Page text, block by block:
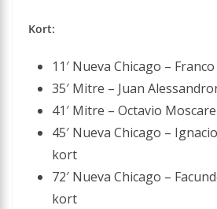
Kort:
11′ Nueva Chicago –
35′ Mitre – Juan
41′ Mitre – Octavio
45′ Nueva Chicago –
kort
72′ Nueva Chicago –
kort